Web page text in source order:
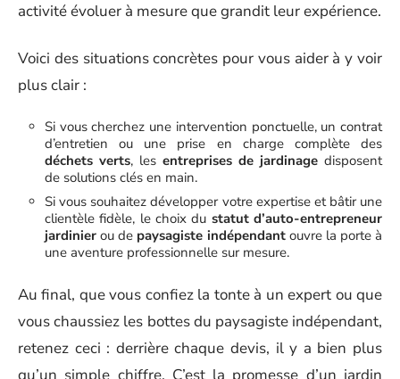
activité évoluer à mesure que grandit leur expérience.
Voici des situations concrètes pour vous aider à y voir
plus clair :
Si vous cherchez une intervention ponctuelle, un contrat
d’entretien ou une prise en charge complète des
déchets verts, les entreprises de jardinage disposent
de solutions clés en main.
Si vous souhaitez développer votre expertise et bâtir une
clientèle fidèle, le choix du statut d’auto-entrepreneur
jardinier ou de paysagiste indépendantouvre la porte à
une aventure professionnelle sur mesure.
Au final, que vous confiez la tonte à un expert ou que
vous chaussiez les bottes du paysagiste indépendant,
retenez ceci : derrière chaque devis, il y a bien plus
qu’un simple chiffre. C’est la promesse d’un jardin